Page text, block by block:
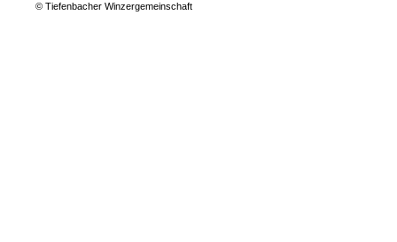
© Tiefenbacher Winzergemeinschaft